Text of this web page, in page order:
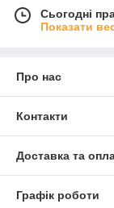
Сьогодні
Показати
Про нас
Контакти
Доставка та
Графік роботи